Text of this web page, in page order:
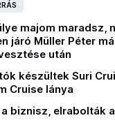
majom maradsz,
járó Müller Péter
után
készültek Suri
Cruise lánya
biznisz, elrabolták